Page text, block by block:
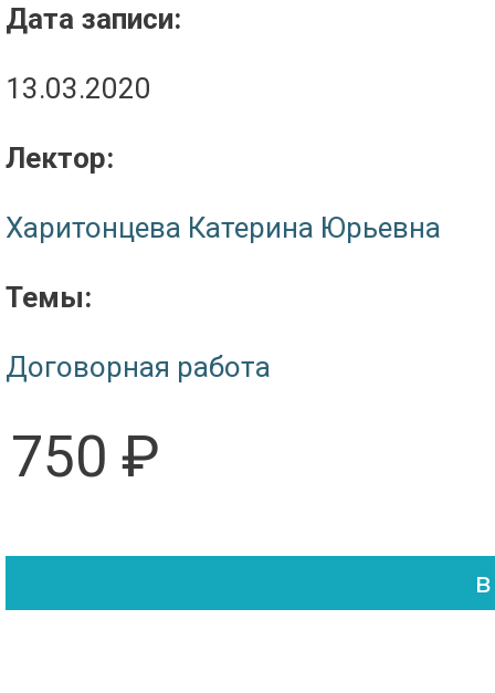
Дата записи:
13.03.2020
Лектор:
Харитонцева Катерина Юрьевна
Темы:
Договорная работа
750 ₽